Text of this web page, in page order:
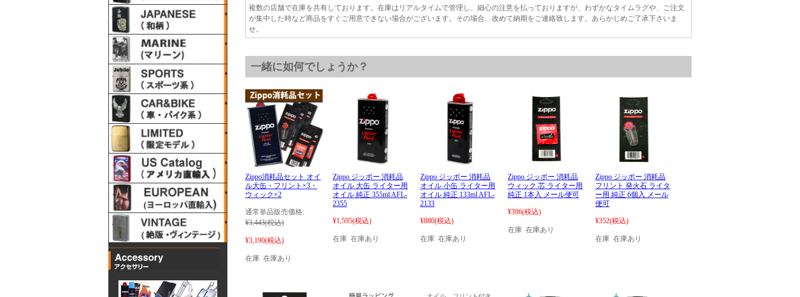
複数の店舗で在庫を共有しております。在庫はリアルタイムで管理し、細心の注意を払っておりますが、わずかなタイムラグや、ご注文
が集中した時など商品をすぐご用意できない場合がございます。その場合、改めて納期をご連絡致します。あらかじめご了承下さいま
せ。
一緒に如何でしょうか？
Zippo消耗品セット オイ
ル大缶・フリント×3・
ウィック×2
通常単品販売価格:
¥3,443(税込)
¥3,190(税込)
在庫 在庫あり
Zippo ジッポー 消耗品
オイル 大缶 ライター用
オイル 純正 355ml AFL-
2355
¥1,595(税込)
在庫 在庫あり
Zippo ジッポー 消耗品
オイル 小缶 ライター用
オイル 純正 133ml AFL-
2133
¥880(税込)
在庫 在庫あり
Zippo ジッポー 消耗品
ウィック 芯 ライター用
純正 1本入 メール便可
¥396(税込)
在庫 在庫あり
Zippo ジッポー 消耗品
フリント 発火石 ライタ
ー用 純正 6個入 メール
便可
¥352(税込)
在庫 在庫あり